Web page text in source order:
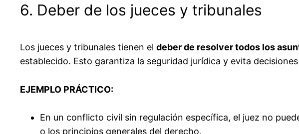
6. Deber de los jueces y tribunales
Los jueces y tribunales tienen el deber de resolver todos los
establecido. Esto garantiza la seguridad jurídica y evita
EJEMPLO PRÁCTICO:
En un conflicto civil sin regulación específica, el juez no
o los principios generales del derecho.